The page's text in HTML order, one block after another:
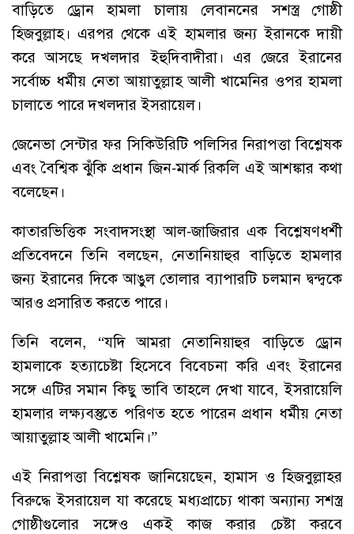
বাড়িতে ড্রোন হামলা চালায় লেবাননের সশস্ত্র গোষ্ঠী
হিজবুল্লাহ। এরপর থেকে এই হামলার জন্য ইরানকে দায়ী
করে আসছে দখলদার ইহুদিবাদীরা। এর জেরে ইরানের
সর্বোচ্চ ধর্মীয় নেতা আয়াতুল্লাহ আলী খামেনির ওপর হামলা
চালাতে পারে দখলদার ইসরায়েল।
জেনেভা সেন্টার ফর সিকিউরিটি পলিসির নিরাপত্তা বিশ্লেষক
এবং বৈশ্বিক ঝুঁকি প্রধান জিন-মার্ক রিকলি এই আশঙ্কার কথা
বলেছেন।
কাতারভিত্তিক সংবাদসংস্থা আল-জাজিরার এক বিশ্লেষণধর্শী
প্রতিবেদনে তিনি বলছেন, নেতানিয়াহুর বাড়িতে হামলার
জন্য ইরানের দিকে আঙুল তোলার ব্যাপারটি চলমান দ্বন্দ্বকে
আরও প্রসারিত করতে পারে।
তিনি বলেন, “যদি আমরা নেতানিয়াহুর বাড়িতে ড্রোন
হামলাকে হত্যাচেষ্টা হিসেবে বিবেচনা করি এবং ইরানের
সঙ্গে এটির সমান কিছু ভাবি তাহলে দেখা যাবে, ইসরায়েলি
হামলার লক্ষ্যবস্তুতে পরিণত হতে পারেন প্রধান ধর্মীয় নেতা
আয়াতুল্লাহ আলী খামেনি।”
এই নিরাপত্তা বিশ্লেষক জানিয়েছেন, হামাস ও হিজবুল্লাহর
বিরুদ্ধে ইসরায়েল যা করেছে মধ্যপ্রাচ্যে থাকা অন্যান্য সশস্ত্র
গোষ্ঠীগুলোর সঙ্গেও একই কাজ করার চেষ্টা করবে